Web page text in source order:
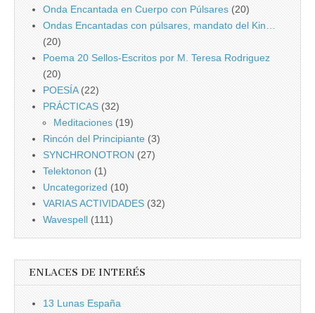
Onda Encantada en Cuerpo con Púlsares (20)
Ondas Encantadas con púlsares, mandato del Kin…
(20)
Poema 20 Sellos-Escritos por M. Teresa Rodriguez
(20)
POESÍA(22)
PRÁCTICAS (32)
Meditaciones (19)
Rincón del Principiante (3)
SYNCHRONOTRON (27)
Telektonon (1)
Uncategorized (10)
VARIAS ACTIVIDADES (32)
Wavespell (111)
ENLACES DE INTERÉS
13 Lunas España